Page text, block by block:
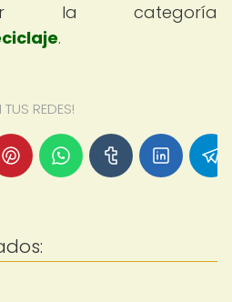
la categoría
.
REDES!